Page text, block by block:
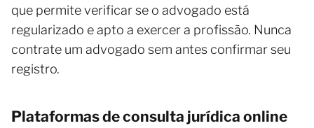
que permite verificar se o advogado está
regularizado e apto a exercer a profissão. Nunca
contrate um advogado sem antes confirmar seu
registro.
Plataformas de consulta jurídica online